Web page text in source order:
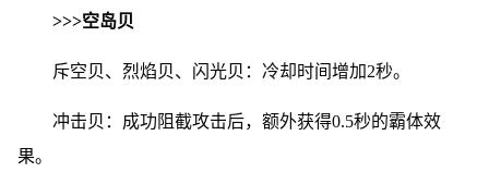
>>>空岛贝
斥空贝、烈焰贝、闪光贝：冷却时间增加2秒。
冲击贝：成功阻截攻击后，额外获得0.5秒的霸体效
果。